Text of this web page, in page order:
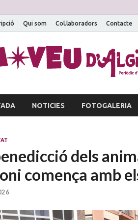
Qui som Col.laboradors Contacte
NOTICIES FOTOGALERIA
dels
comença amb